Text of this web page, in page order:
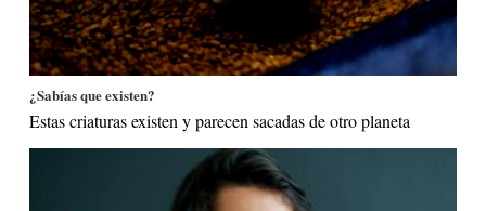
¿Sabías que existen?
Estas criaturas existen y parecen sacadas de otro planeta